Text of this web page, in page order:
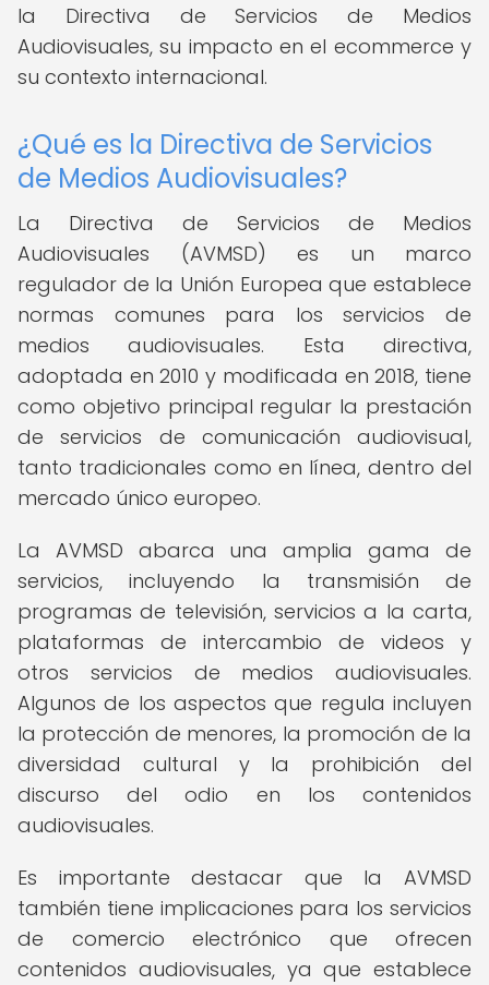
la Directiva de Servicios de Medios
Audiovisuales, su impacto en el ecommerce y
su contexto internacional.
¿Qué es la Directiva de Servicios
de Medios Audiovisuales?
La Directiva de Servicios de Medios
Audiovisuales (AVMSD) es un marco
regulador de la Unión Europea que establece
normas comunes para los servicios de
medios audiovisuales. Esta directiva,
adoptada en 2010 y modificada en 2018, tiene
como objetivo principal regular la prestación
de servicios de comunicación audiovisual,
tanto tradicionales como en línea, dentro del
mercado único europeo.
La AVMSD abarca una amplia gama de
servicios, incluyendo la transmisión de
programas de televisión, servicios a la carta,
plataformas de intercambio de videos y
otros servicios de medios audiovisuales.
Algunos de los aspectos que regula incluyen
la protección de menores, la promoción de la
diversidad cultural y la prohibición del
discurso del odio en los contenidos
audiovisuales.
Es importante destacar que la AVMSD
también tiene implicaciones para los servicios
de comercio electrónico que ofrecen
contenidos audiovisuales, ya que establece